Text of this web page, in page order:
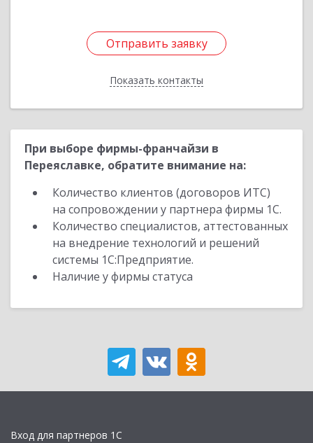
Отправить заявку
Показать контакты
Отправить заявку
Назад
При выборе фирмы-франчайзи в
Переяславке, обратите внимание на:
Количество клиентов (договоров ИТС)
на сопровождении у партнера фирмы 1С.
Количество специалистов, аттестованных
на внедрение технологий и решений
системы 1С:Предприятие.
Наличие у фирмы статуса
Вход для партнеров 1С